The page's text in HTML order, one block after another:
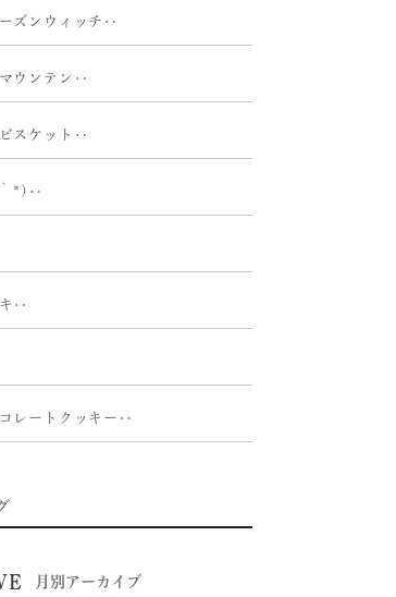
ズンウィッチ‥
ウンテン‥
スケット‥
*)‥
‥
レートクッキー‥
月別アーカイブ